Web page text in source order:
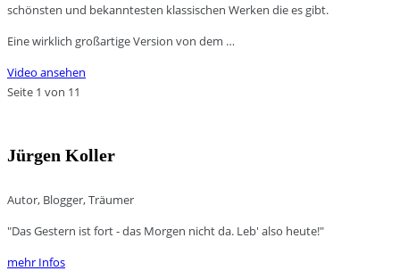
schönsten und bekanntesten klassischen Werken die es gibt.
Eine wirklich großartige Version von dem …
Video ansehen
Seite 1 von 11
Jürgen Koller
Autor, Blogger, Träumer
"Das Gestern ist fort - das Morgen nicht da. Leb' also heute!"
mehr Infos